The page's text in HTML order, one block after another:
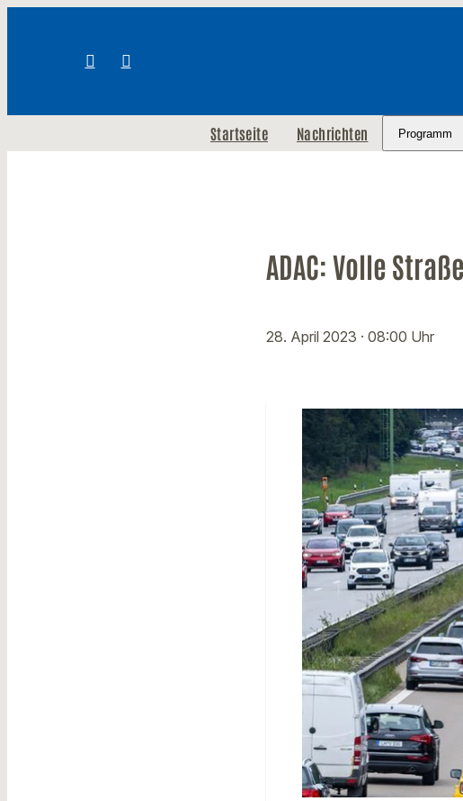
Startseite Nachrichten Programm
ADAC: Volle
28. April 2023 · 08:00 Uhr